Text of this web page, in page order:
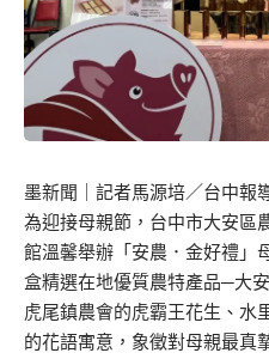
墨新聞
｜記者馬源培／台中報
為迎接母親節，台中市大安區
館溫馨舉辦「安農．金好禮」
盒精選在地優質農特產品─大
虎尾鎮農會的虎霸王花生、水
的花語寓意，象徵對母親最真